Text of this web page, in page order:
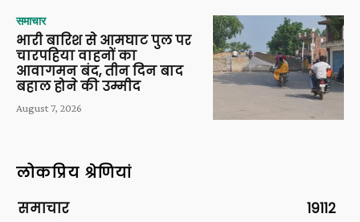
समाचार
भारी बारिश से आमघाट पुल पर
चारपहिया वाहनों का
आवागमन बंद, तीन दिन बाद
बहाल होने की उम्मीद
August 7, 2026
लोकप्रिय श्रेणियां
समाचार
19112